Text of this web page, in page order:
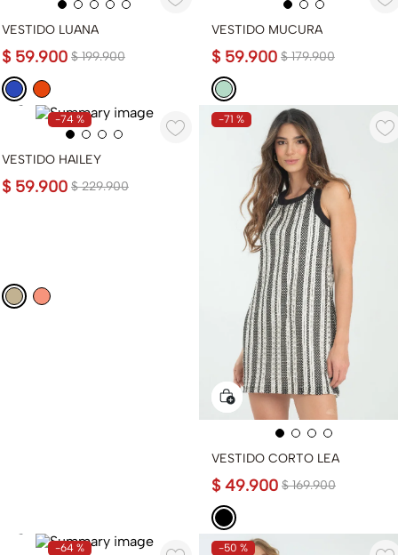
VESTIDO LUANA
$ 199.900
$ 59.900
VESTIDO MUCURA
$ 179.900
$ 59.900
-74 %
VESTIDO HAILEY
$ 229.900
$ 59.900
-71 %
VESTIDO CORTO LEA
$ 169.900
$ 49.900
-64 % -50 %